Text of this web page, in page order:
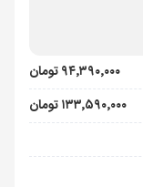
۹۴٬۳۹۰٬۰۰۰ تومان
۱۳۳٬۵۹۰٬۰۰۰ تومان